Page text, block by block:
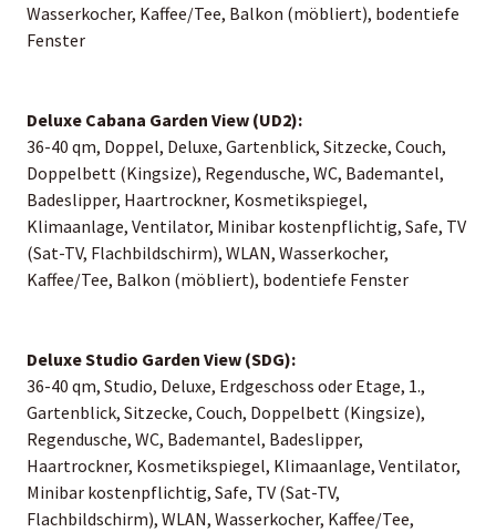
Wasserkocher, Kaffee/Tee, Balkon (möbliert), bodentiefe
Fenster
Deluxe Cabana Garden View (UD2):
36-40 qm, Doppel, Deluxe, Gartenblick, Sitzecke, Couch,
Doppelbett (Kingsize), Regendusche, WC, Bademantel,
Badeslipper, Haartrockner, Kosmetikspiegel,
Klimaanlage, Ventilator, Minibar kostenpflichtig, Safe, TV
(Sat-TV, Flachbildschirm), WLAN, Wasserkocher,
Kaffee/Tee, Balkon (möbliert), bodentiefe Fenster
Deluxe Studio Garden View (SDG):
36-40 qm, Studio, Deluxe, Erdgeschoss oder Etage, 1.,
Gartenblick, Sitzecke, Couch, Doppelbett (Kingsize),
Regendusche, WC, Bademantel, Badeslipper,
Haartrockner, Kosmetikspiegel, Klimaanlage, Ventilator,
Minibar kostenpflichtig, Safe, TV (Sat-TV,
Flachbildschirm), WLAN, Wasserkocher, Kaffee/Tee,